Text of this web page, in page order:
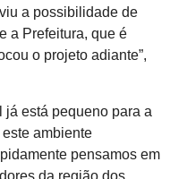
a possibilidade de
a Prefeitura, que é
o projeto adiante”,
já está pequeno para a
ambiente
pensamos em
da região dos